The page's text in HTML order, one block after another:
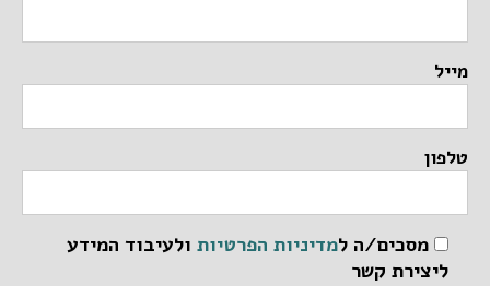
מייל
טלפון
מסכים/ה למדיניות הפרטיות ולעיבוד המידע
ליצירת קשר